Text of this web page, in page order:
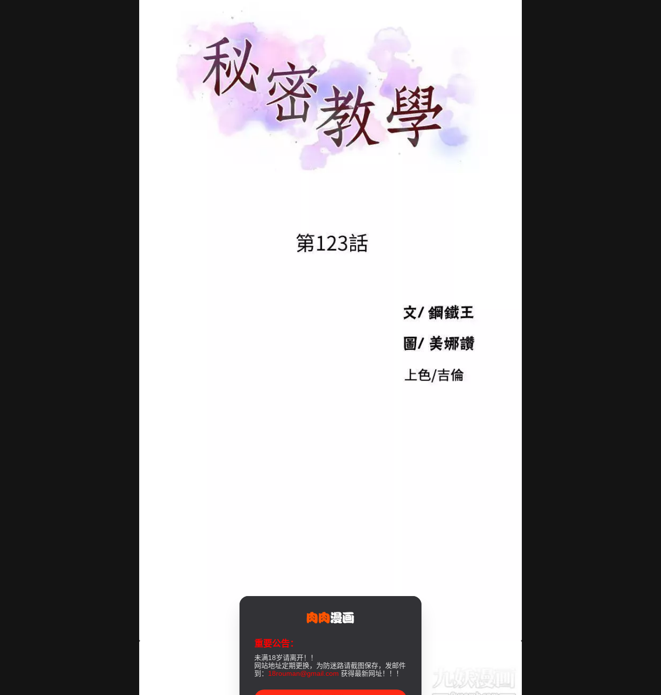
重要公告：
未满18岁请离开！！
网站地址定期更换，为防迷路请截图保存，发邮件
到： 18rouman@gmail.com 获得最新网址！！！